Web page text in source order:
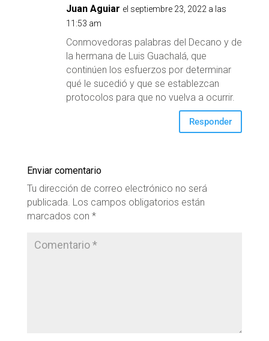
Juan Aguiar el septiembre 23, 2022 a las
11:53 am
Conmovedoras palabras del Decano y de
la hermana de Luis Guachalá, que
continúen los esfuerzos por determinar
qué le sucedió y que se establezcan
protocolos para que no vuelva a ocurrir.
Responder
Enviar comentario
Tu dirección de correo electrónico no será
publicada. Los campos obligatorios están
marcados con *